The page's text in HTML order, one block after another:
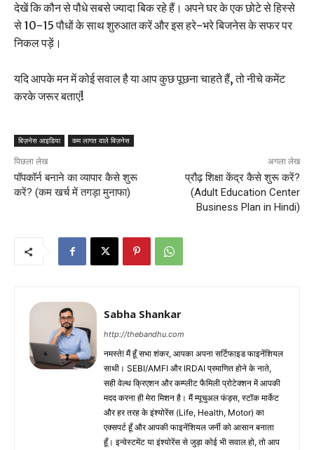
देखें कि कौन से पौधे सबसे ज्यादा बिक रहे हैं। अपने घर के एक छोटे से हिस्से
से 10-15 पौधों के साथ शुरुआत करें और इस हरे-भरे बिजनेस के सफर पर
निकल पड़ें।
यदि आपके मन में कोई सवाल है या आप कुछ पूछना चाहते हैं, तो नीचे कमेंट
करके जरूर बताएं!
बिज़नेस आइडिया कम लागत वाले बिज़नेस
पिछला लेख
पॉपकॉर्न बनाने का व्यापार कैसे शुरू
करें? (कम खर्च में तगड़ा मुनाफा)
अगला लेख
प्रौढ़ शिक्षा केंद्र कैसे शुरू करें?
(Adult Education Center
Business Plan in Hindi)
Sabha Shankar
http://thebandhu.com
नमस्ते! मैं हूँ सभा शंकर, आपका अपना सर्टिफाइड फाइनेंशियल
साथी। SEBI/AMFI और IRDAI प्रमाणित होने के नाते,
सही वेल्थ क्रिएशन और कम्प्लीट फैमिली प्रोटेक्शन में आपकी
मदद करना ही मेरा मिशन है। मैं म्यूचुअल फंड्स, स्टॉक मार्केट
और हर तरह के इंश्योरेंस (Life, Health, Motor) का
एक्सपर्ट हूँ और आपकी फाइनेंशियल जर्नी को आसान बनाता
हूँ। इन्वेस्टमेंट या इंश्योरेंस से जुड़ा कोई भी सवाल हो, तो आप